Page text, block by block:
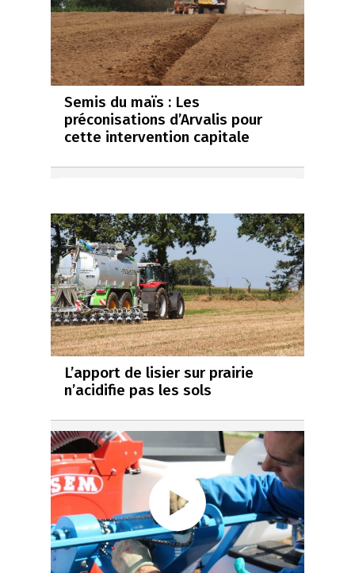
Semis du maïs : Les
préconisations d’Arvalis pour
cette intervention capitale
L’apport de lisier sur prairie
n’acidifie pas les sols